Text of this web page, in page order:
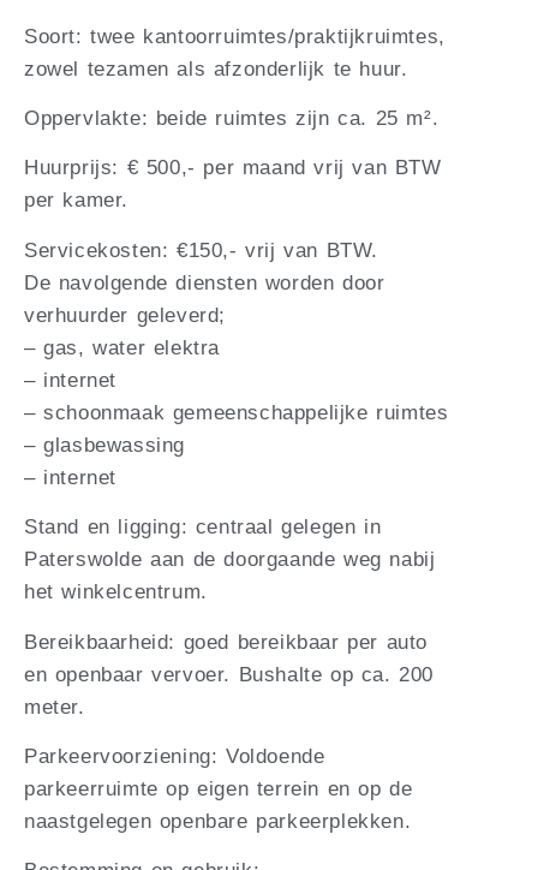
Soort: twee kantoorruimtes/praktijkruimtes,
zowel tezamen als afzonderlijk te huur.
Oppervlakte: beide ruimtes zijn ca. 25 m².
Huurprijs: € 500,- per maand vrij van BTW
per kamer.
Servicekosten: €150,- vrij van BTW.
De navolgende diensten worden door
verhuurder geleverd;
– gas, water elektra
– internet
– schoonmaak gemeenschappelijke ruimtes
– glasbewassing
– internet
Stand en ligging: centraal gelegen in
Paterswolde aan de doorgaande weg nabij
het winkelcentrum.
Bereikbaarheid: goed bereikbaar per auto
en openbaar vervoer. Bushalte op ca. 200
meter.
Parkeervoorziening: Voldoende
parkeerruimte op eigen terrein en op de
naastgelegen openbare parkeerplekken.